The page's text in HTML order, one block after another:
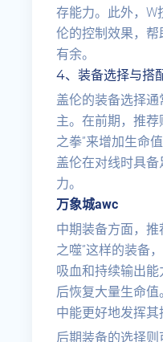
存能力。此外，W
伦的控制效果，
有余。
4、装备选择与搭
盖伦的装备选择
主。在前期，推荐
之拳”来增加生命
盖伦在对线时具
力。
万象城awc
中期装备方面，推
之噬”这样的装备
吸血和持续输出
后恢复大量生命
中能更好地发挥其
后期装备的选择则